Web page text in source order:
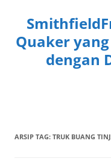
Quaker
dengan
ARSIP TAG: TRUK BUANG